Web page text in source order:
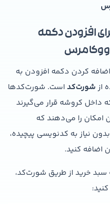
افزودن دکمه
ووکامرس
کردن دکمه افزودن به
از شورت‌کد است. شورت‌کدها
کروشه قرار می‌گیرند
امکان را می‌دهند که
نیاز به کدنویسی پیچیده،
اضافه کنید.
سبد خرید از طریق شورت‌کد،